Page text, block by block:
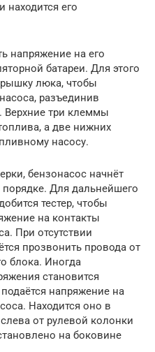
находится его
напряжение на его
батареи. Для этого
люка, чтобы
разъединив
Верхние три клеммы
а две нижних
насосу.
бензонасос начнёт
порядке. Для дальнейшего
тестер, чтобы
на контакты
При отсутствии
прозвонить провода от
блока. Иногда
становится
напряжение на
Находится оно в
от рулевой колонки
на боковине